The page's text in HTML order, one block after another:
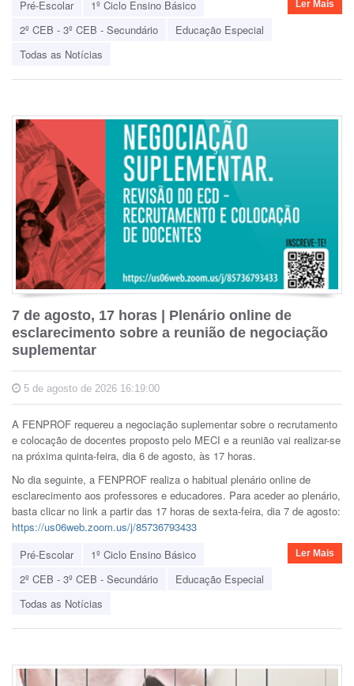
Pré-Escolar
1º Ciclo Ensino Básico
2º CEB - 3º CEB - Secundário
Educação Especial
Todas as Notícias
Ler Mais
7 de agosto, 17 horas | Plenário online de
esclarecimento sobre a reunião de negociação
suplementar
5 de agosto de 2026 16:19:00
A FENPROF requereu a negociação suplementar sobre o recrutamento
e colocação de docentes proposto pelo MECI e a reunião vai realizar-se
na próxima quinta-feira, dia 6 de agosto, às 17 horas.
No dia seguinte, a FENPROF realiza o habitual plenário online de
esclarecimento aos professores e educadores. Para aceder ao plenário,
basta clicar no link a partir das 17 horas de sexta-feira, dia 7 de agosto:
https://us06web.zoom.us/j/85736793433
Pré-Escolar
1º Ciclo Ensino Básico
2º CEB - 3º CEB - Secundário
Educação Especial
Todas as Notícias
Ler Mais